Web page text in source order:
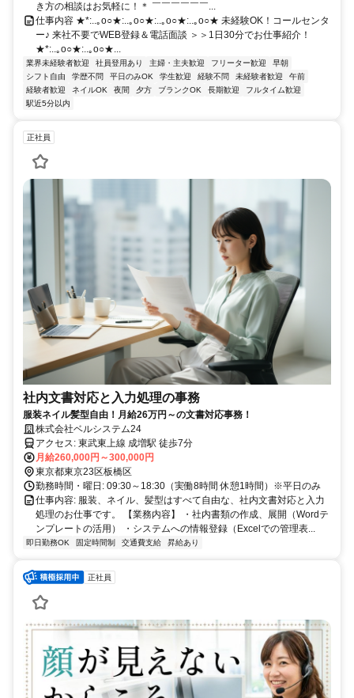
き方の相談はお気軽に！＊ ￣￣￣￣￣￣...
仕事内容 ★*:..｡o○★:..｡o○★:..｡o○★:..｡o○★ 未経験OK！コールセンタ
ー♪ 来社不要でWEB登録＆電話面談 ＞＞1日30分でお仕事紹介！
★*:..｡o○★:..｡o○★...
業界未経験者歓迎 社員登用あり 主婦・主夫歓迎 フリーター歓迎
早朝
シフト自由
学歴不問 平日のみOK 学生歓迎 経験不問 未経験者歓迎
午前
経験者歓迎
ネイルOK 夜間 夕方 ブランクOK 長期歓迎
フルタイム歓迎
駅近5分以内
正社員
社内文書対応と入力処理の事務
服装ネイル髪型自由！月給26万円～の文書対応事務！
株式会社ベルシステム24
アクセス: 東武東上線 成増駅 徒歩7分
月給260,000円～300,000円
東京都東京23区板橋区
勤務時間・曜日: 09:30～18:30（実働8時間 休憩1時間）※平日のみ
仕事内容: 服装、ネイル、髪型はすべて自由な、社内文書対応と入力
処理のお仕事です。 【業務内容】 ・社内書類の作成、展開（Wordテ
ンプレートの活用） ・システムへの情報登録（Excelでの管理表...
即日勤務OK 固定時間制 交通費支給 昇給あり
正社員